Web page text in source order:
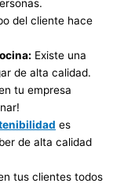
del cliente hace
Existe una
de alta calidad.
tu empresa
es
de alta calidad
tus clientes todos